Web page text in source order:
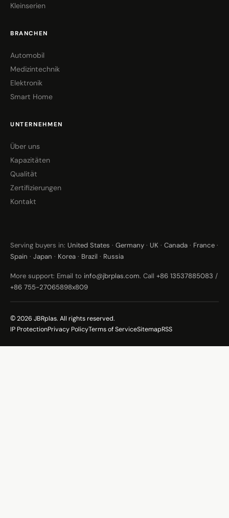
Kleinserien
BRANCHEN
Automobil
Medizintechnik
Elektronik
Smart Home
UNTERNEHMEN
Über uns
Kapazitäten
Qualität
Zertifizierungen
Kontakt
Serving buyers in: United States · Germany · UK · Canada · France ·
Spain · Japan · Korea · Brazil · Russia
More support: Email to info@jbrplas.com. Call +86 13537885083 /
+86 755-27065898x809
© 2026 JBRplas. All rights reserved.
IP ProtectionPrivacy PolicyTerms of ServiceSitemapRSS